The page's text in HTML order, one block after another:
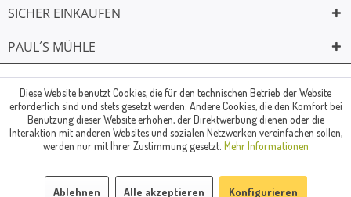
SICHER EINKAUFEN
PAUL´S MÜHLE
© Paul's Mühle | Inhaber: Christof Paul e.K. | Westring 2 | 45659
Recklinghausen
Fax: 02361 -28831 | E-Mail: info@pauls-muehle.de
Diese Website benutzt Cookies, die für den technischen Betrieb der Website
erforderlich sind und stets gesetzt werden. Andere Cookies, die den Komfort bei
Benutzung dieser Website erhöhen, der Direktwerbung dienen oder die
Interaktion mit anderen Websites und sozialen Netzwerken vereinfachen sollen,
werden nur mit Ihrer Zustimmung gesetzt. Mehr Informationen
Ablehnen Alle akzeptieren Konfigurieren